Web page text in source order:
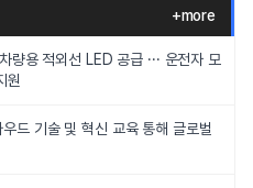
+more
용 적외선 LED 공급 ··· 운전자 모
원
드 기술 및 혁신 교육 통해 글로벌